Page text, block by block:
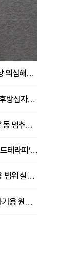
헬스 후 무릎 통증 오래간다면...연골 손상 의심해야 [김상범 원장 칼럼]
무릎 통증 가라앉았는데 자꾸 '휘청'...전·후방십자인대 파열 확인해야 [곽우경 원장 칼럼]
팔 들기 어려운 오십견, 통증 줄었다고 운동 멈추면 안 되는 이유 [이병욱 원장 칼럼]
리엔에이치, 암경험자 대상 ‘RE:CAN 푸드테라피’ 운영
손발 다한증 보톡스, 시술 전 원인과 적용 범위 살펴야 [강윤일 원장 칼럼]
허리 MRI는 정상인데 계속 아픈 이유 [차기용 원장 칼럼]